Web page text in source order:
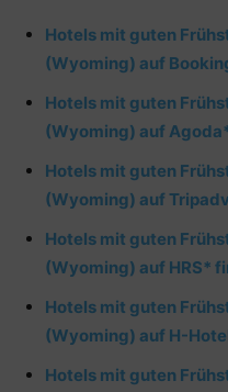
Hotels mit guten
(Wyoming) auf
Hotels mit guten
(Wyoming) auf
Hotels mit guten
(Wyoming) auf
Hotels mit guten
(Wyoming) auf HRS*
Hotels mit guten
(Wyoming) auf H-
Hotels mit guten